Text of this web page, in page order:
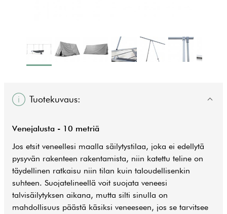
Tuotekuvaus:
Venejalusta - 10 metriä
Jos etsit veneellesi maalla säilytystilaa, joka ei edellytä
pysyvän rakenteen rakentamista, niin katettu teline on
täydellinen ratkaisu niin tilan kuin taloudellisenkin
suhteen. Suojatelineellä voit suojata veneesi
talvisäilytyksen aikana, mutta silti sinulla on
mahdollisuus päästä käsiksi veneeseen, jos se tarvitsee